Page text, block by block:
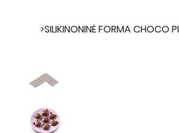
>SILIKINONINĖ FORMA CHOCO